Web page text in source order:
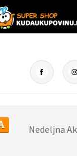
Nedeljna